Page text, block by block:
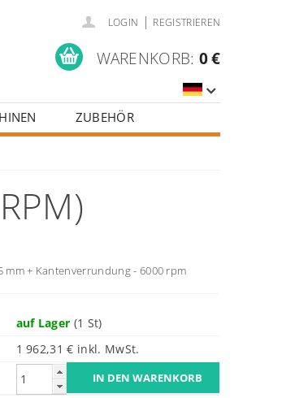
LOGIN | REGISTRIEREN
WARENKORB: 0 €
ZUBEHÖR
mm + Kantenverrundung - 6000 rpm
auf Lager (1 St)
1 962,31 € inkl. MwSt.